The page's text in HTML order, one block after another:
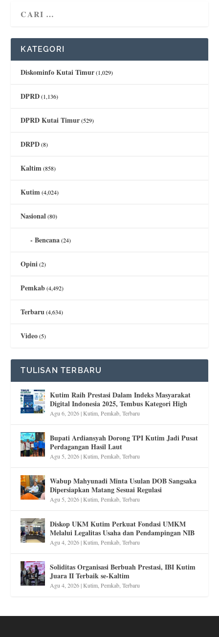
KATEGORI
Diskominfo Kutai Timur(1,029)
DPRD(1,136)
DPRD Kutai Timur(529)
DRPD(8)
Kaltim(858)
Kutim(4,024)
Nasional(80)
Bencana(24)
Opini(2)
Pemkab(4,492)
Terbaru(4,634)
Video(5)
TULISAN TERBARU
Kutim Raih Prestasi Dalam Indeks Masyarakat
Digital Indonesia 2025, Tembus Kategori High
Agu 6, 2026|Kutim,Pemkab,Terbaru
Bupati Ardiansyah Dorong TPI Kutim Jadi Pusat
Perdagangan Hasil Laut
Agu 5, 2026|Kutim,Pemkab,Terbaru
Wabup Mahyunadi Minta Usulan DOB Sangsaka
Dipersiapkan Matang Sesuai Regulasi
Agu 5, 2026|Kutim,Pemkab,Terbaru
Diskop UKM Kutim Perkuat Fondasi UMKM
Melalui Legalitas Usaha dan Pendampingan NIB
Agu 4, 2026|Kutim,Pemkab,Terbaru
Soliditas Organisasi Berbuah Prestasi, IBI Kutim
Juara II Terbaik se-Kaltim
Agu 4, 2026|Kutim,Pemkab,Terbaru